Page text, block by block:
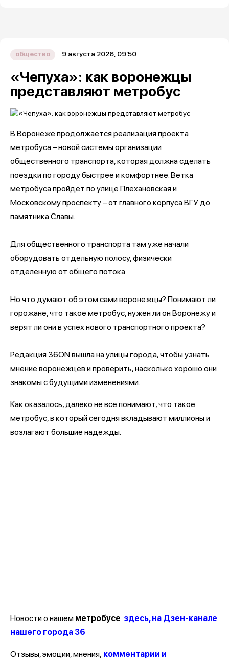
общество 9 августа 2026, 09:50
«Чепуха»: как воронежцы
представляют метробус
В Воронеже продолжается реализация проекта
метробуса – новой системы организации
общественного транспорта, которая должна сделать
поездки по городу быстрее и комфортнее. Ветка
метробуса пройдет по улице Плехановская и
Московскому проспекту – от главного корпуса ВГУ до
памятника Славы.
Для общественного транспорта там уже начали
оборудовать отдельную полосу, физически
отделенную от общего потока.
Но что думают об этом сами воронежцы? Понимают ли
горожане, что такое метробус, нужен ли он Воронежу и
верят ли они в успех нового транспортного проекта?
Редакция 36ON вышла на улицы города, чтобы узнать
мнение воронежцев и проверить, насколько хорошо они
знакомы с будущими изменениями.
Как оказалось, далеко не все понимают, что такое
метробус, в который сегодня вкладывают миллионы и
возлагают большие надежды.
Новости о нашем метробусе здесь, на Дзен-канале
нашего города 36
Отзывы, эмоции, мнения, комментарии и